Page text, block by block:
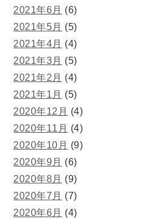
2021年6月 (6)
2021年5月 (5)
2021年4月 (4)
2021年3月 (5)
2021年2月 (4)
2021年1月 (5)
2020年12月 (4)
2020年11月 (4)
2020年10月 (9)
2020年9月 (6)
2020年8月 (9)
2020年7月 (7)
2020年6月 (4)